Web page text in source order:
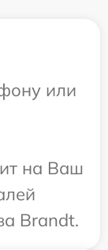
или
на Ваш
Brandt.